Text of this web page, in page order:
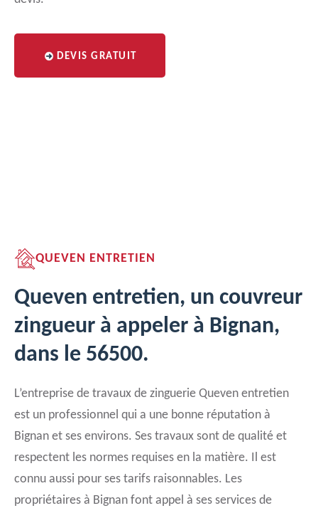
DEVIS GRATUIT
QUEVEN ENTRETIEN
Queven entretien, un couvreur
zingueur à appeler à Bignan,
dans le 56500.
L’entreprise de travaux de zinguerie Queven entretien
est un professionnel qui a une bonne réputation à
Bignan et ses environs. Ses travaux sont de qualité et
respectent les normes requises en la matière. Il est
connu aussi pour ses tarifs raisonnables. Les
propriétaires à Bignan font appel à ses services de